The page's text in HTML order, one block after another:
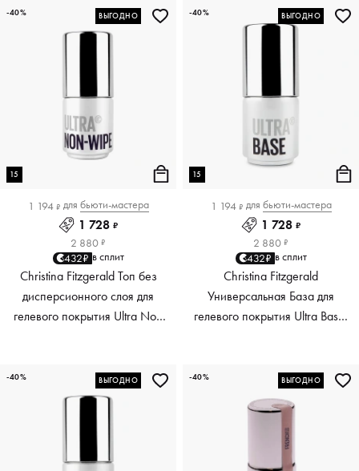
15
ВЫГОДНО
1 194 ₽ для бьюти-мастера
1 728 ₽
2 880 ₽
432₽ в сплит
Christina Fitzgerald Топ без
дисперсионного слоя для
гелевого покрытия Ultra Non
-40%
15
ВЫГОДНО
1 194 ₽ для бьюти-мастера
1 728 ₽
2 880 ₽
432₽ в сплит
Christina Fitzgerald
Универсальная База для
гелевого покрытия Ultra Base,
-40%
ВЫГОДНО
-40% ВЫГОДНО
-40%